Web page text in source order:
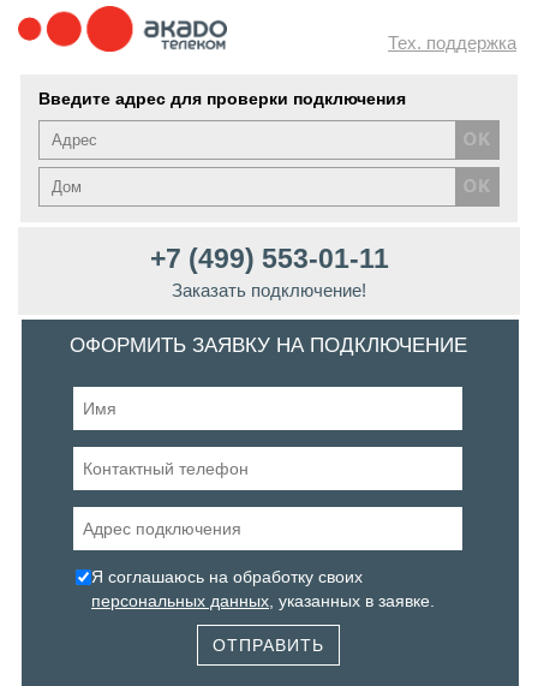
Тех. поддержка
Введите адрес для проверки подключения
+7 (499) 553-01-11
Заказать подключение!
ОФОРМИТЬ ЗАЯВКУ НА ПОДКЛЮЧЕНИЕ
Я соглашаюсь на обработку своих
персональных данных , указанных в заявке.
ОТПРАВИТЬ